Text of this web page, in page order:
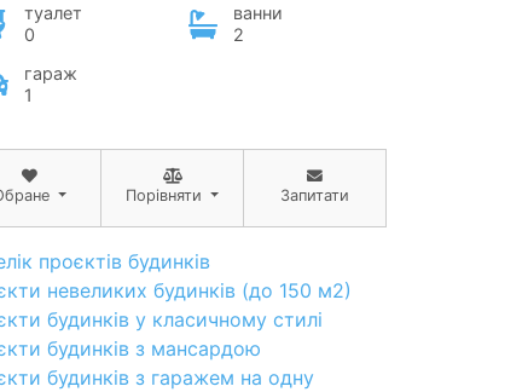
туалет
0
ванни
2
гараж
1
Порівняти Запитати
проєктів будинків
невеликих будинків (до 150 м2)
будинків у класичному стилі
будинків з мансардою
будинків з гаражем на одну